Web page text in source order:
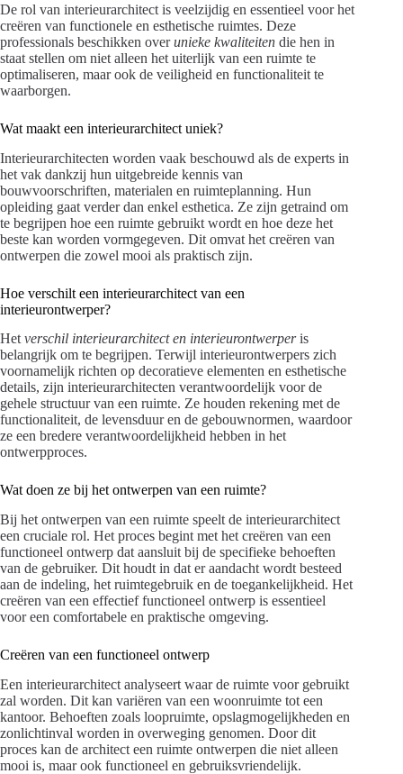
De rol van interieurarchitect is veelzijdig en essentieel voor het
creëren van functionele en esthetische ruimtes. Deze
professionals beschikken overunieke kwaliteiten die hen in
staat stellen om niet alleen het uiterlijk van een ruimte te
optimaliseren, maar ook de veiligheid en functionaliteit te
waarborgen.
Wat maakt een interieurarchitect uniek?
Interieurarchitecten worden vaak beschouwd als de experts in
het vak dankzij hun uitgebreide kennis van
bouwvoorschriften, materialen en ruimteplanning. Hun
opleiding gaat verder dan enkel esthetica. Ze zijn getraind om
te begrijpen hoe een ruimte gebruikt wordt en hoe deze het
beste kan worden vormgegeven. Dit omvat het creëren van
ontwerpen die zowel mooi als praktisch zijn.
Hoe verschilt een interieurarchitect van een
interieurontwerper?
Het verschil interieurarchitect en interieurontwerperis
belangrijk om te begrijpen. Terwijl interieurontwerpers zich
voornamelijk richten op decoratieve elementen en esthetische
details, zijn interieurarchitecten verantwoordelijk voor de
gehele structuur van een ruimte. Ze houden rekening met de
functionaliteit, de levensduur en de gebouwnormen, waardoor
ze een bredere verantwoordelijkheid hebben in het
ontwerpproces.
Wat doen ze bij het ontwerpen van een ruimte?
Bij het ontwerpen van een ruimte speelt de interieurarchitect
een cruciale rol. Het proces begint met het creëren van een
functioneel ontwerp dat aansluit bij de specifieke behoeften
van de gebruiker. Dit houdt in dat er aandacht wordt besteed
aan de indeling, het ruimtegebruik en de toegankelijkheid. Het
creëren van een effectief functioneel ontwerp is essentieel
voor een comfortabele en praktische omgeving.
Creëren van een functioneel ontwerp
Een interieurarchitect analyseert waar de ruimte voor gebruikt
zal worden. Dit kan variëren van een woonruimte tot een
kantoor. Behoeften zoals loopruimte, opslagmogelijkheden en
zonlichtinval worden in overweging genomen. Door dit
proces kan de architect een ruimte ontwerpen die niet alleen
mooi is, maar ook functioneel en gebruiksvriendelijk.